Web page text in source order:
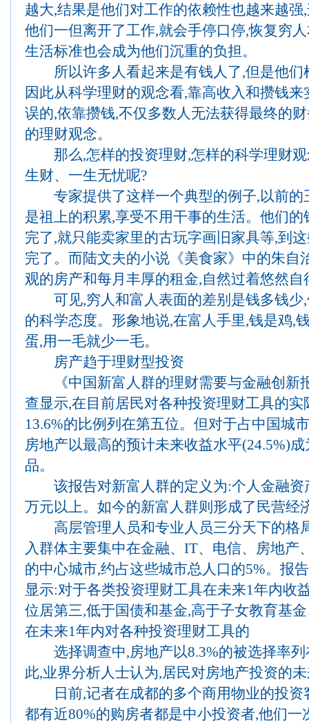
越大,结果是他们对工作的依赖性也越来越
他们一但离开了工作,就会手停口停,恢复穷
生活标准也会成为他们沉重的负担。
所以许多人看起来是有钱人了,但是他们
因此从科学理财的观念看,靠高收入和攒钱
误的,依靠攒钱,不仅多数人无法获得最终的
的理财观念。
那么,怎样的投资理财,怎样的科学理财观
生财、一生无忧呢?
专家提供了这样一个典型的例子,以前的
是祖上的积累,享受不用干事的生活。他们
完了,就只能卖家里的古玩字画旧家具等,到
完了。而陆文夫的小说《美食家》中的朱自
观的房产和每月丰厚的租金,自然过着悠然
可见,穷人和富人表面的差别是钱多钱少,
的科学态度。形象地说,在富人手里,钱是鸡,
蛋,用一毛就少一毛。
房产趋于理财型投资
《中国新富人群的理财需要与金融创新
查显示,在目前居民对各种投资理财工具的
13.6%的比例列在第五位。但对于占中国城
房地产以最高的预计未来收益水平(24.5%)
品。
该报告对新富人群的定义为:个人金融资
万元以上。如今的新富人群则形成了民营经
高层管理人员和专业人员三分天下的格
入群体主要集中在金融、IT、电信、房地产
的中心城市,约占这些城市总人口的5%。报
显示:对于各类投资理财工具在未来1年内收
位居第三,低于国债和基金,高于子女教育基
在未来1年内对各种投资理财工具的
选择调查中,房地产以8.3%的被选择率列
此,业界分析人士认为,居民对房地产投资的
日前,记者在成都的多个商用物业的投资
都有近80%的购房者都是中小投资者,他们一